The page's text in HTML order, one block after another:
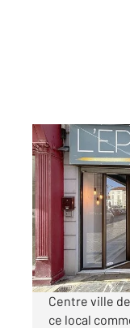
ST GIRONS 09
53,40 m2, 2
Ref : 13525
580
par mois
Centre ville
ce local